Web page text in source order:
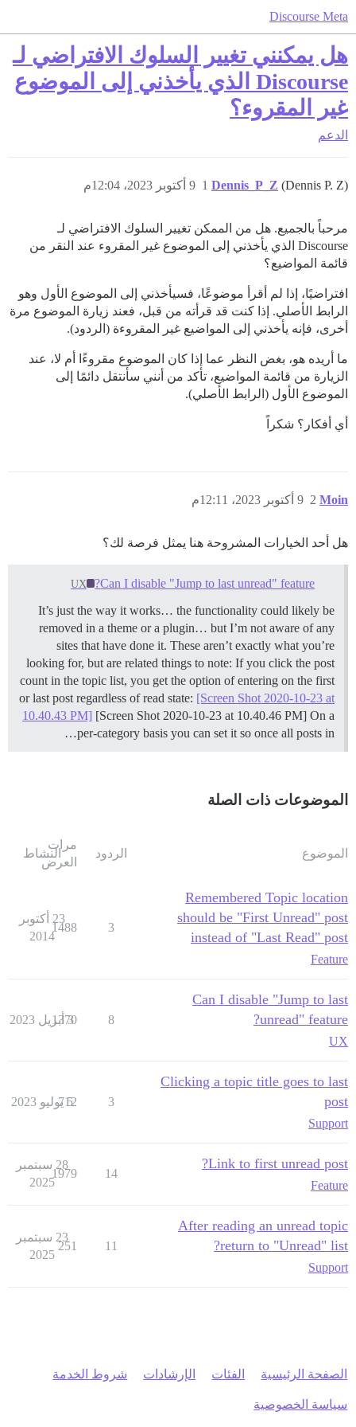
Discourse Meta
هل يمكنني تغيير السلوك الافتراضي لـ
Discourse الذي يأخذني إلى الموضوع
غير المقروء؟
الدعم
Dennis_P_Z (Dennis P. Z) 9 أكتوبر 2023، 12:04م 1
مرحباً بالجميع. هل من الممكن تغيير السلوك الافتراضي لـ
Discourse الذي يأخذني إلى الموضوع غير المقروء عند النقر من
قائمة المواضيع؟
افتراضيًا، إذا لم أقرأ موضوعًا، فسيأخذني إلى الموضوع الأول وهو
الرابط الأصلي. إذا كنت قد قرأته من قبل، فعند زيارة الموضوع مرة
أخرى، فإنه يأخذني إلى المواضيع غير المقروءة (الردود).
ما أريده هو، بغض النظر عما إذا كان الموضوع مقروءًا أم لا، عند
الزيارة من قائمة المواضيع، تأكد من أنني سأنتقل دائمًا إلى
الموضوع الأول (الرابط الأصلي).
أي أفكار؟ شكراً
Moin 9 أكتوبر 2023، 12:11م 2
هل أحد الخيارات المشروحة هنا يمثل فرصة لك؟
Can I disable "Jump to last unread" feature?
UX
It’s just the way it works… the functionality could likely be
removed in a theme or a plugin… but I’m not aware of any
sites that have done it. These aren’t exactly what you’re
looking for, but are related things to note: If you click the post
count in the topic list, you get the option of entering on the first
or last post regardless of read state: [Screen Shot 2020-10-23 at
10.40.43 PM] [Screen Shot 2020-10-23 at 10.40.46 PM] On a
per-category basis you can set it so once all posts in…
الموضوعات ذات الصلة
الموضوع الردود
مرات
العرض
النشاط
Remembered Topic location
should be "First Unread" post
instead of "Last Read" post
Feature
3
1488
23 أكتوبر
2014
Can I disable "Jump to last
unread" feature?
UX
8
1370
3 أبريل 2023
Clicking a topic title goes to last
post
Support
3
712
5 يوليو 2023
Link to first unread post?
Feature
14
1979
28 سبتمبر
2025
After reading an unread topic
return to "Unread" list?
Support
11
251
23 سبتمبر
2025
الصفحة الرئيسية الفئات الإرشادات شروط الخدمة
سياسة الخصوصية